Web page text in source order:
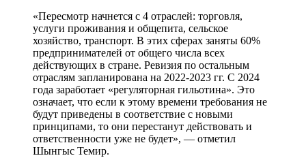
«Пересмотр начнется с 4 отраслей: торговля,
услуги проживания и общепита, сельское
хозяйство, транспорт. В этих сферах заняты 60%
предпринимателей от общего числа всех
действующих в стране. Ревизия по остальным
отраслям запланирована на 2022-2023 гг. С 2024
года заработает «регуляторная гильотина». Это
означает, что если к этому времени требования не
будут приведены в соответствие с новыми
принципами, то они перестанут действовать и
ответственности уже не будет», — отметил
Шынгыс Темир.